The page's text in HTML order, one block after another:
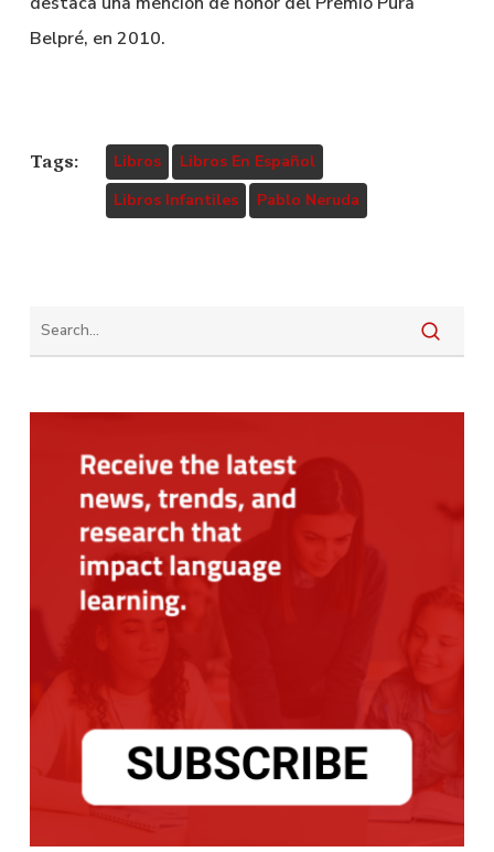
Belpré, en 2010.
Tags: Libros
Libros En Español
Libros Infantiles
Pablo Neruda